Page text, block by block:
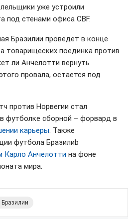
уже устроили
под стенами офиса CBF.
Бразилии проведет в конце
товарищеских поединка против
ли Анчелотти вернуть
провала, остается под
против Норвегии стал
футболке сборной – форвард в
карьеры . Также
футбола Бразилиb
Карло Анчелотти на фоне
мира.